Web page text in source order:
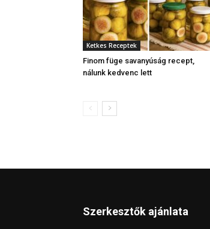
Ketkes Receptek
Finom füge savanyúság recept,
nálunk kedvenc lett
Szerkesztők ajánlata